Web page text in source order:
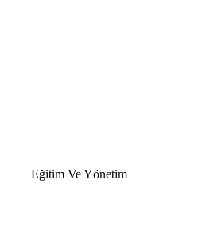
Eğitim Ve Yönetim